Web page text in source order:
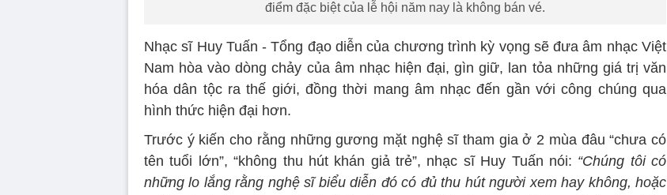
điểm đặc biệt của lễ hội năm nay là không bán vé.
Nhạc sĩ Huy Tuấn - Tổng đạo diễn của chương trình kỳ vọng sẽ đưa âm nhạc Việt
Nam hòa vào dòng chảy của âm nhạc hiện đại, gìn giữ, lan tỏa những giá trị văn
hóa dân tộc ra thế giới, đồng thời mang âm nhạc đến gần với công chúng qua
hình thức hiện đại hơn.
Trước ý kiến cho rằng những gương mặt nghệ sĩ tham gia ở 2 mùa đâu “chưa có
tên tuổi lớn”, “không thu hút khán giả trẻ”, nhạc sĩ Huy Tuấn nói: “Chúng tôi có
những lo lắng rằng nghệ sĩ biểu diễn đó có đủ thu hút người xem hay không, hoặc